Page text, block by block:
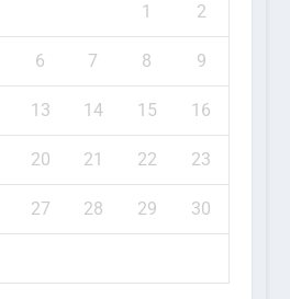
1 2
6 7 8 9
13 14 15 16
20 21 22 23
27 28 29 30